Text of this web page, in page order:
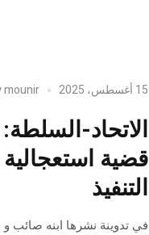
15 أغسطس، 2025 mounir
الاتحاد-
قضية
التنفيذ